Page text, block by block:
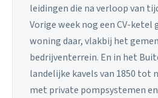
leidingen die na verloop van
Vorige week nog een CV-ketel
woning daar, vlakbij het
bedrijventerrein. En in het
landelijke kavels van 1850 tot
met private pompsystemen